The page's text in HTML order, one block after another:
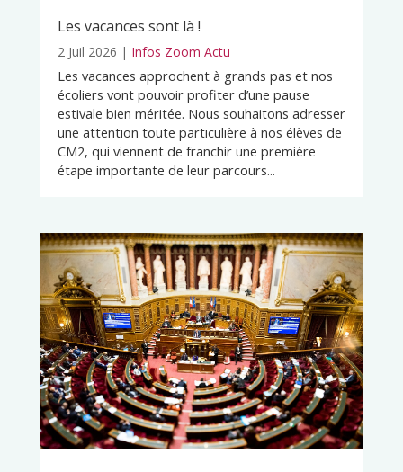
Les vacances sont là !
2 Juil 2026 | Infos Zoom Actu
Les vacances approchent à grands pas et nos
écoliers vont pouvoir profiter d’une pause
estivale bien méritée. Nous souhaitons adresser
une attention toute particulière à nos élèves de
CM2, qui viennent de franchir une première
étape importante de leur parcours...